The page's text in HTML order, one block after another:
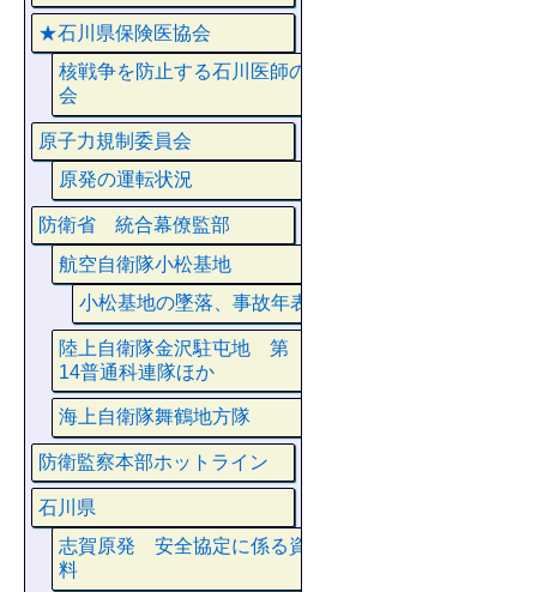
★石川県保険医協会
核戦争を防止する石川医師の
会
原子力規制委員会
原発の運転状況
防衛省 統合幕僚監部
航空自衛隊小松基地
小松基地の墜落、事故年表
陸上自衛隊金沢駐屯地 第
14普通科連隊ほか
海上自衛隊舞鶴地方隊
防衛監察本部ホットライン
石川県
志賀原発 安全協定に係る資
料